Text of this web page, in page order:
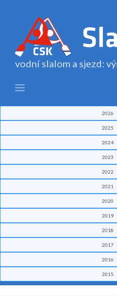
vodní slalom a sjezd:
2026
2025
2024
2023
2022
2021
2020
2019
2018
2017
2016
2015